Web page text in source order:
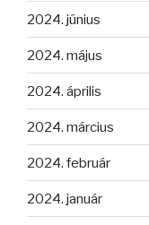
2024. június
2024. május
2024. április
2024. március
2024. február
2024. január